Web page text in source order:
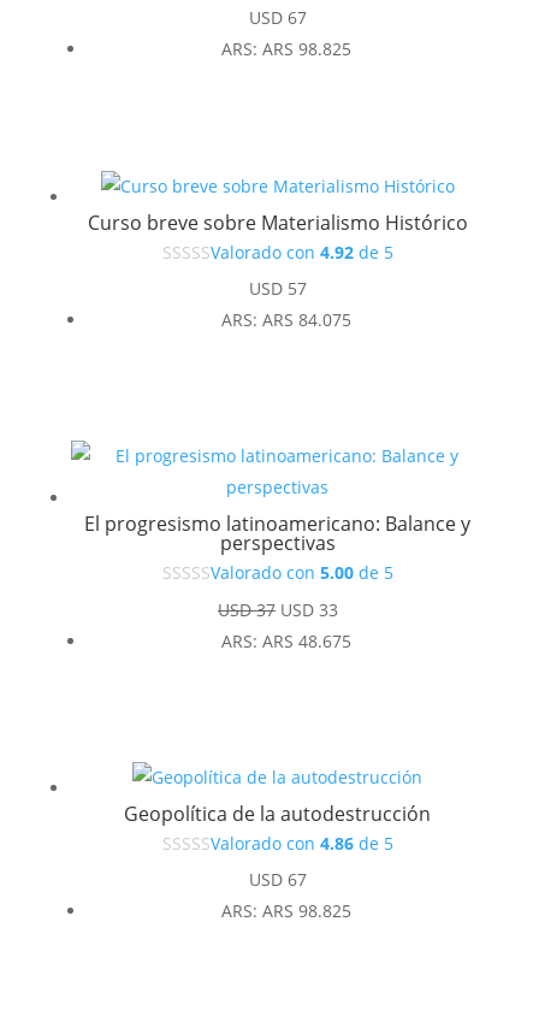
USD67
ARS: ARS 98.825
Curso breve sobre Materialismo Histórico
Valorado con 4.92de 5
USD57
ARS: ARS 84.075
El progresismo latinoamericano: Balance y
perspectivas
Valorado con 5.00de 5
USD37 El
precio
USD33El
precio
ARS: ARS 48.675
Geopolítica de la autodestrucción
Valorado con 4.86de 5
USD67
ARS: ARS 98.825